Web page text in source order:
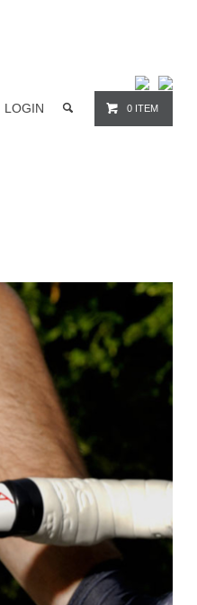
LOGIN 0 ITEM